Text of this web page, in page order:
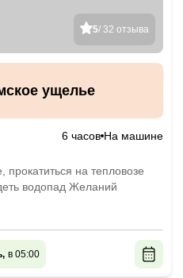
5/ 32 отзыва
ущелье
6 часов На машине
на тепловозе
водопад Желаний
в 05:00